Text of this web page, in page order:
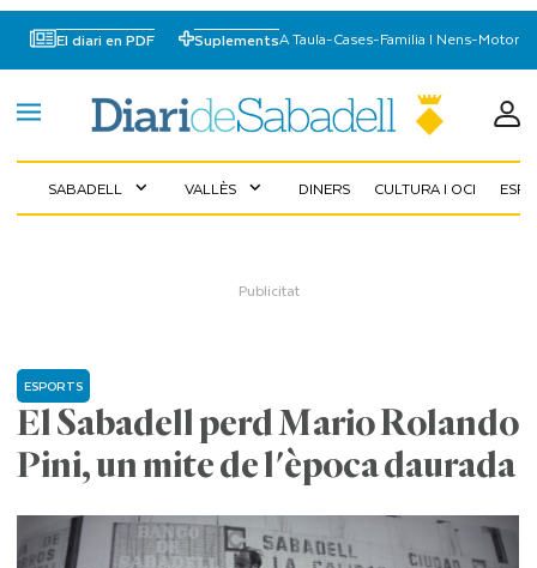
El diari en PDF SuplementsA Taula-Cases-Familia I Nens-Motor
SABADELL expand_more VALLÈS expand_more DINERS CULTURA I OCI
El Sabadell perd Mario Rolando
Pini, un mite de l'època daurada
ESPORTS